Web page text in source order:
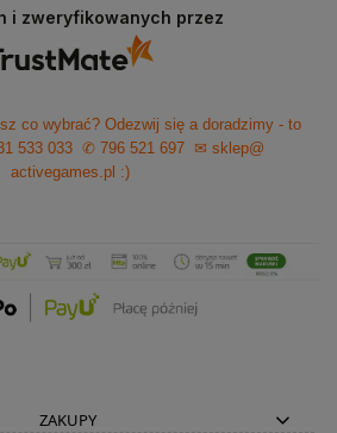
i zweryfikowanych przez
co wybrać? Odezwij się a doradzimy - to
533 033 ✆ 796 521 697
✉ sklep@
activegames.pl :)
ZAKUPY